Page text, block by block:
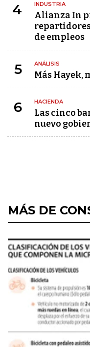
4 INDUSTRIA
Alianza In
de empleos
5 ANÁLISIS
Más Hayek,
6 HACIENDA
Las cinco
nuevo
MÁS DE